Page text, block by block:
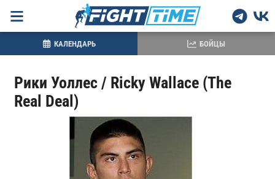
Рики Уоллес / Ricky Wallace (The
Real Deal)
КАЛЕНДАРЬ БОЙЦЫ